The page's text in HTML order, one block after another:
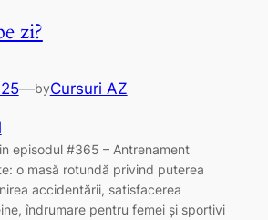
zi?
—byCursuri AZ
episodul #365 – Antrenament
o masă rotundă privind puterea
accidentării, satisfacerea
îndrumare pentru femei și sportivi